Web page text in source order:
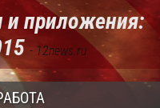
приложения:
- 12news.ru